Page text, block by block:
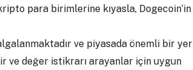
para birimlerine kıyasla, Dogecoin’in
ve piyasada önemli bir yer
ve değer istikrarı arayanlar için uygun